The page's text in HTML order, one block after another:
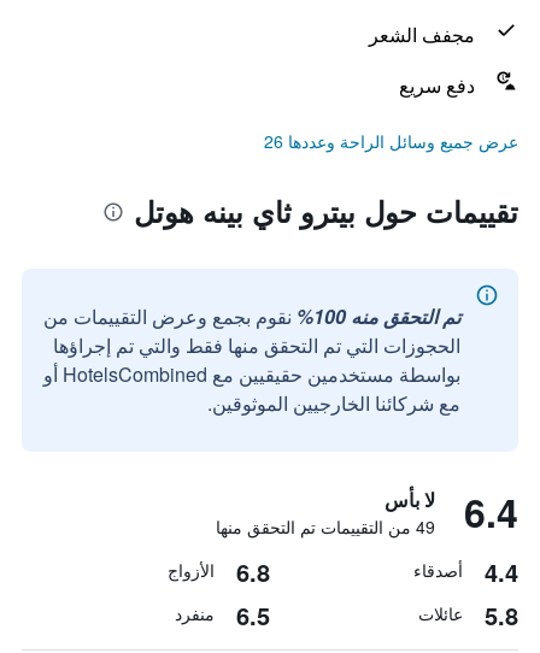
مجفف الشعر
دفع سريع
عرض جميع وسائل الراحة وعددها 26
تقييمات حول بيترو ثاي بينه هوتل
تم التحقق منه 100%
نقوم بجمع وعرض التقييمات من
الحجوزات التي تم التحقق منها فقط والتي تم إجراؤها
بواسطة مستخدمين حقيقيين مع HotelsCombined أو
مع شركائنا الخارجيين الموثوقين.
6.4 لا بأس
49 من التقييمات تم التحقق منها
4.4 أصدقاء 6.8 الأزواج
5.8 عائلات 6.5 منفرد